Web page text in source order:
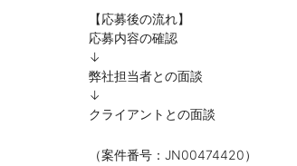
【応募後の流れ】
応募内容の確認
↓
弊社担当者との面談
↓
クライアントとの面談
（案件番号：JN00474420）